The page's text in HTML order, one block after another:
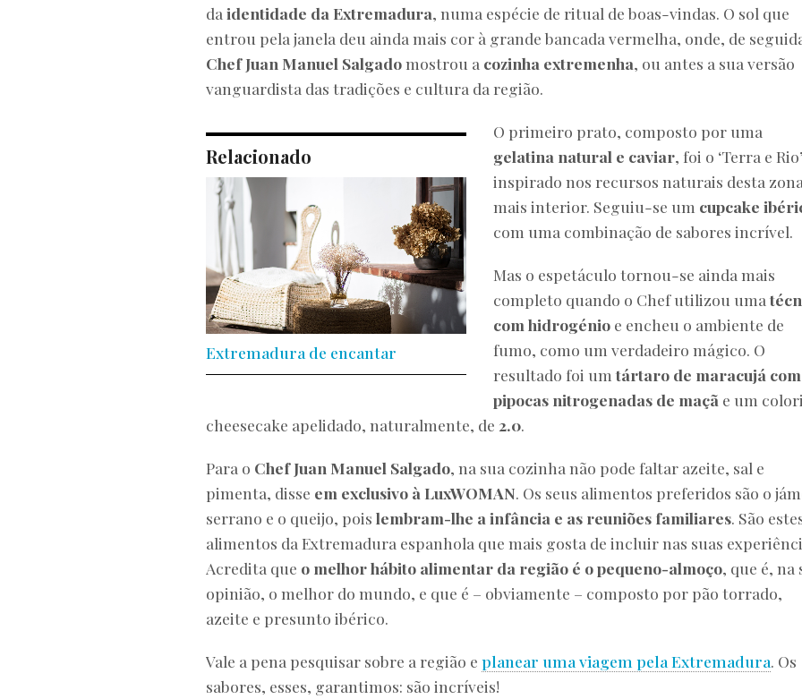
da identidade da Extremadura, numa espécie de ritual de boas-vindas. O sol que
entrou pela janela deu ainda mais cor à grande bancada vermelha, onde, de
Chef Juan Manuel Salgadomostrou a cozinha extremenha, ou antes a sua versão
vanguardista das tradições e cultura da região.
Relacionado
Extremadura de encantar
O primeiro prato, composto por uma
gelatina natural e caviar, foi o ‘Terra e
inspirado nos recursos naturais desta zona
mais interior. Seguiu-se um cupcake
com uma combinação de sabores incrível.
Mas o espetáculo tornou-se ainda mais
completo quando o Chef utilizou uma
com hidrogénio e encheu o ambiente de
fumo, como um verdadeiro mágico. O
resultado foi umtártaro de maracujá com
pipocas nitrogenadas de maçã e um
cheesecake apelidado, naturalmente, de 2.0.
Para o Chef Juan Manuel Salgado, na sua cozinha não pode faltar azeite, sal e
pimenta, disse em exclusivo à LuxWOMAN. Os seus alimentos preferidos são o
serrano e o queijo, pois lembram-lhe a infância e as reuniões familiares. São
alimentos da Extremadura espanhola que mais gosta de incluir nas suas
Acredita que o melhor hábito alimentar da região é o pequeno-almoço, que é, na
opinião, o melhor do mundo, e que é – obviamente – composto por pão torrado,
azeite e presunto ibérico.
Vale a pena pesquisar sobre a região e planear uma viagem pela Extremadura. Os
sabores, esses, garantimos: são incríveis!